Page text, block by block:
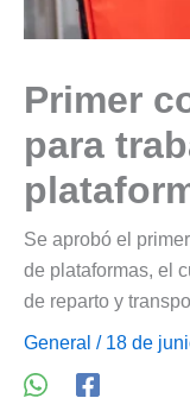
Primer
para
Se aprobó el
de plataformas, el
de reparto y
General / 18 de